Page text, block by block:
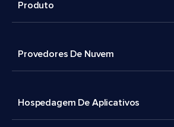
Produto
Provedores De Nuvem
Hospedagem De Aplicativos